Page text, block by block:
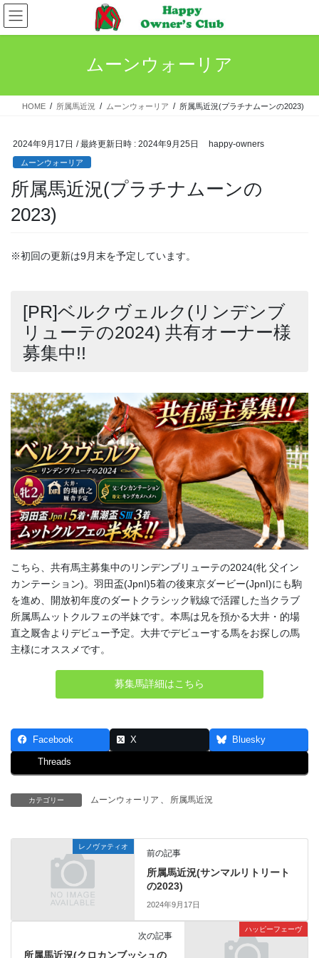
コ
ン
テ
ス
ナ
ビ
ゲ
ン
ムーンウォーリア
HOME 所属馬近況 ムーンウォーリア 所属馬近況(プラチナムーンの2023)
2024年9月17日 / 最終更新日時 : 2024年9月25日 happy-owners
ムーンウォーリア
所属馬近況(プラチナムーンの
2023)
※初回の更新は9月末を予定しています。
[PR]ベルクヴェルク(リンデンブ
リューテの2024) 共有オーナー様
募集中!!
こちら、共有馬主募集中のリンデンブリューテの2024(牝 父イン
カンテーション)。羽田盃(JpnI)5着の後東京ダービー(JpnI)にも駒
を進め、開放初年度のダートクラシック戦線で活躍した当クラブ
所属馬ムットクルフェの半妹です。本馬は兄を預かる大井・的場
直之厩舎よりデビュー予定。大井でデビューする馬をお探しの馬
主様にオススメです。
募集馬詳細はこちら
Facebook X Bluesky
Threads
カテゴリー ムーンウォーリア 所属馬近況
レノヴァティオ
前の記事
所属馬近況(サンマルリトリート
の2023)
2024年9月17日
ハッピーフェーヴ
次の記事
所属馬近況(クロカンブッシュの